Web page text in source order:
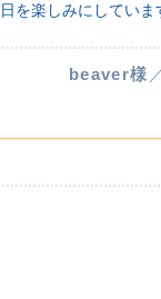
を楽しみにしていま
beaver様